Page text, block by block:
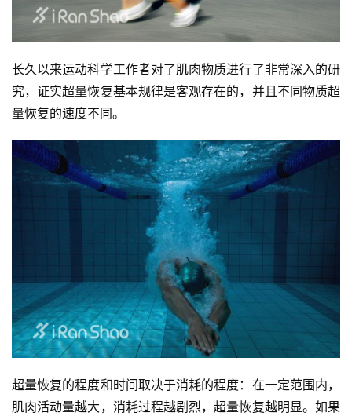
长久以来运动科学工作者对了肌肉物质进行了非常深入的研
究，证实超量恢复基本规律是客观存在的，并且不同物质超
量恢复的速度不同。
超量恢复的程度和时间取决于消耗的程度：在一定范围内，
肌肉活动量越大，消耗过程越剧烈，超量恢复越明显。如果